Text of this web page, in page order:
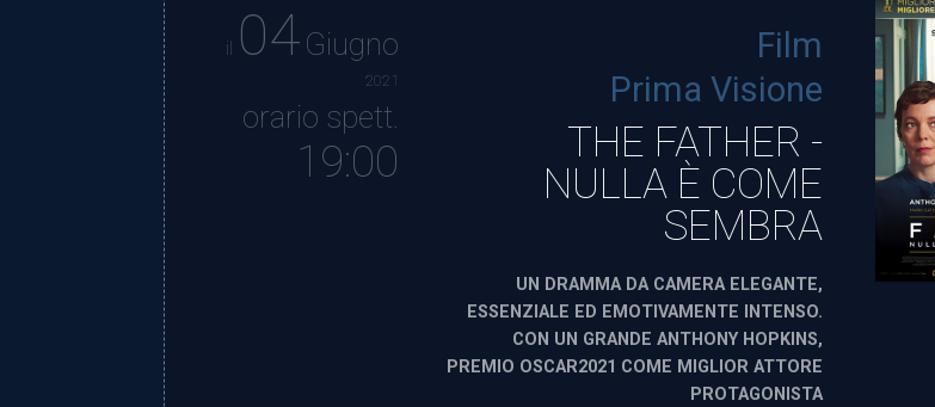
Film
Prima Visione
THE FATHER -
NULLA È COME
SEMBRA
UN DRAMMA DA CAMERA ELEGANTE,
ESSENZIALE ED EMOTIVAMENTE INTENSO.
CON UN GRANDE ANTHONY HOPKINS,
PREMIO OSCAR2021 COME MIGLIOR ATTORE
PROTAGONISTA
il 04 Giugno
2021
orario spett.
19:00